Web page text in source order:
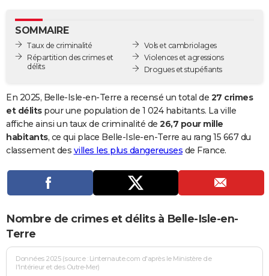
GUIDES D'ACHAT
BONS PLANS
Carte de Noël
Carte Bonne année
Carte Saint-Valentin
Carte Pâques
Carte d'anniversaire
DICTIONNAIRE
Dictionnaire
Biographies
Citations
Expressions
Proverbes
PROGRAMME TV
Se connecter
Entreprises
Service militaire
Avis de recherche
AVIS DE DÉCÈS
Bricolage
Lifestyle
Culture
Sport
Auto
Television
Voyage
Cinema
SOMMAIRE
Taux de criminalité
Répartition des crimes et
délits
Vols et cambriolages
Violences et agressions
Drogues et stupéfiants
En 2025, Belle-Isle-en-Terre a recensé un total de 27 crimes
et délitspour une population de 1 024 habitants. La ville
affiche ainsi un taux de criminalité de 26,7 pour mille
habitants, ce qui place Belle-Isle-en-Terre au rang 15 667 du
classement des villes les plus dangereuses de France.
Nombre de crimes et délits à Belle-Isle-en-
Terre
Données 2025 (source : Linternaute.com d'après le Ministère de
l'Intérieur et des Outre-Mer)